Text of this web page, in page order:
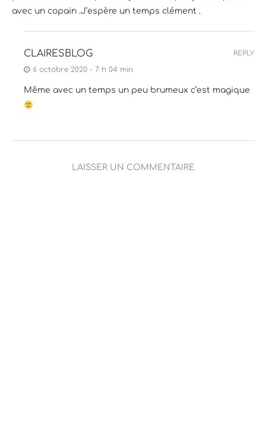
avec un copain .J’espère un temps clément .
CLAIRESBLOG
6 octobre 2020 - 7 h 04 min
Même avec un temps un peu brumeux c’est magique
REPLY
LAISSER UN COMMENTAIRE